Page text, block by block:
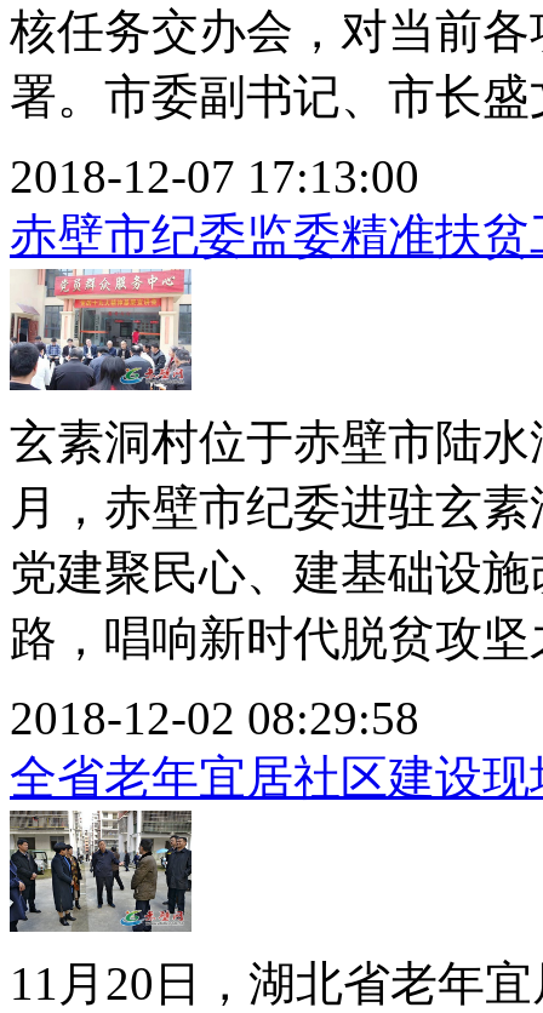
核任务交办会，对当前
署。市委副书记、市长盛
2018-12-07 17:13:00
赤壁市纪委监委精准扶
玄素洞村位于赤壁市陆
月，赤壁市纪委进驻玄
党建聚民心、建基础设
路，唱响新时代脱贫攻坚
2018-12-02 08:29:58
全省老年宜居社区建设
11月20日，湖北省老年